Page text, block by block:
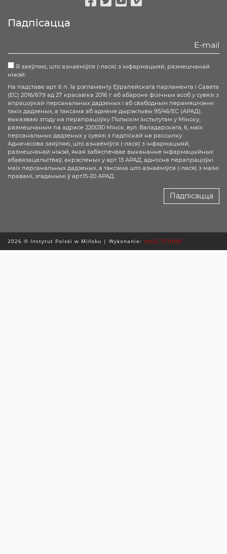
Падпісацца
Я заяўляю, што азнаёміўся (-лася) з інфармацыяй, размешчанай
ніжэй:
На падставе арт. 6 п. 1а рэгламенту Еўрапейскага парламента і Савета
(ЕС) 2016/679 ад 27 красавіка 2016 г. аб абароне фізічных асоб у сувязі з
апрацоўкай персанальных дадзеных і аб свабодным перамяшчэнні
такіх дадзеных, а таксама аб адмене дырэктывы 95/46/ЕС (АРАД),
выказваю згоду на перапрацоўку Польскім Інстытутам у Мінску,
размешчаным па адрасе 220030 Мінск, вул. Валадарскага, 6, маіх
персанальных дадзеных у сувязі з падпіскай на рассылку.
Адначасова заяўляю, што азнаёміўся (-лася) з інфармацыяй,
размешчанай ніжэй, якая забяспечвае выкананне інфармацыйных
абавязацельстваў, акрэсленых у арт. 13 АРАД, адносна перапрацоўкі
маіх персанальных дадзеных, а таксама што азнаёміўся (-лася) з маімі
правамі, згаданымі ў арт.15-20 АРАД.
Падпісацца
2026 © Instytut Polski w Mińsku | Wykonanie: sm32 STUDIO